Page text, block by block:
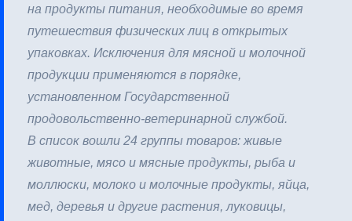
на продукты питания, необходимые во время
путешествия физических лиц в открытых
упаковках. Исключения для мясной и молочной
продукции применяются в порядке,
установленном Государственной
продовольственно-ветеринарной службой.
В список вошли 24 группы товаров: живые
животные, мясо и мясные продукты, рыба и
моллюски, молоко и молочные продукты, яйца,
мед, деревья и другие растения, луковицы,